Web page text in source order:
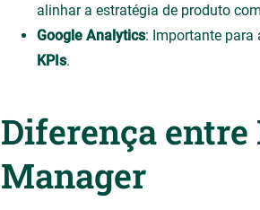
alinhar a estratégia de produto
Google Analytics: Importante para
KPIs.
Diferença
Manager